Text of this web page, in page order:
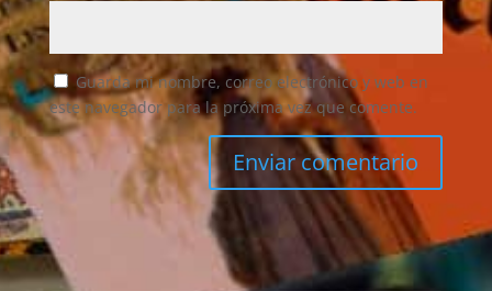
Guarda mi nombre, correo electrónico y web en
este navegador para la próxima vez que comente.